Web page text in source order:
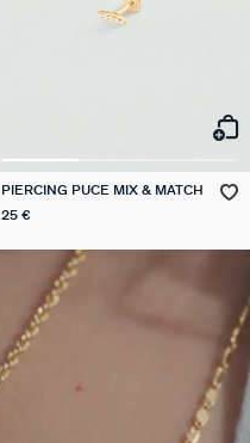
PIERCING PUCE MIX & MATCH
25 €